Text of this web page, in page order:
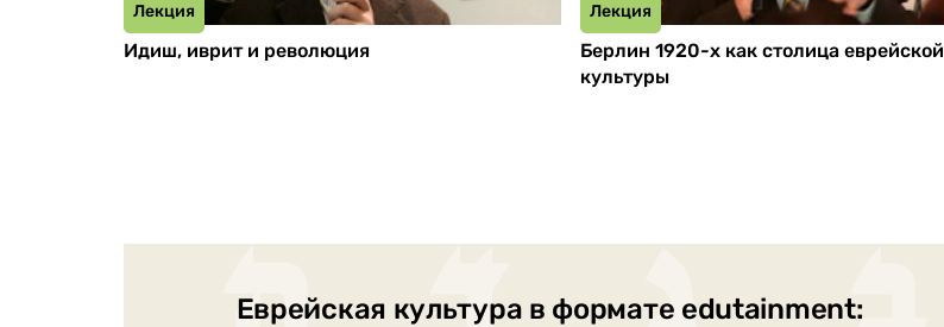
Идиш, иврит и революция
Лекция
Берлин 1920-х как столица еврейской
культуры
Лекция
Еврейская культура в формате edutainment: